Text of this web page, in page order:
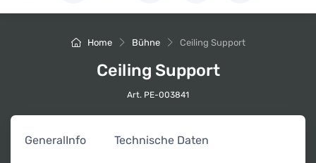
Home Bühne Ceiling Support
Ceiling Support
Art. PE-003841
GeneralInfo Technische Daten